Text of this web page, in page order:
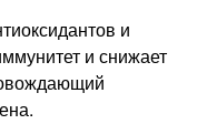
и
и снижает